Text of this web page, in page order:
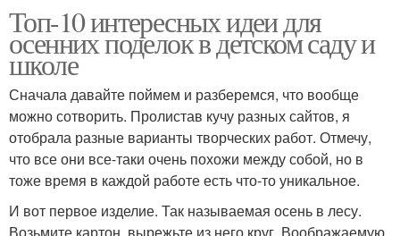
Топ-10 интересных идеи для
осенних поделок в детском саду и
школе
Сначала давайте поймем и разберемся, что вообще
можно сотворить. Пролистав кучу разных сайтов, я
отобрала разные варианты творческих работ. Отмечу,
что все они все-таки очень похожи между собой, но в
тоже время в каждой работе есть что-то уникальное.
И вот первое изделие. Так называемая осень в лесу.
Возьмите картон, вырежьте из него круг. Воображаемую